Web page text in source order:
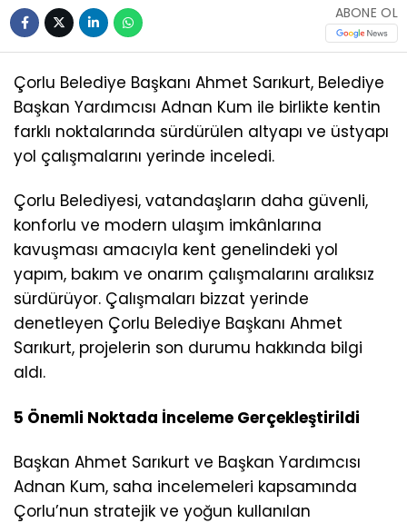
ABONE OL
Çorlu Belediye Başkanı Ahmet Sarıkurt, Belediye
Başkan Yardımcısı Adnan Kum ile birlikte kentin
farklı noktalarında sürdürülen altyapı ve üstyapı
yol çalışmalarını yerinde inceledi.
Çorlu Belediyesi, vatandaşların daha güvenli,
konforlu ve modern ulaşım imkânlarına
kavuşması amacıyla kent genelindeki yol
yapım, bakım ve onarım çalışmalarını aralıksız
sürdürüyor. Çalışmaları bizzat yerinde
denetleyen Çorlu Belediye Başkanı Ahmet
Sarıkurt, projelerin son durumu hakkında bilgi
aldı.
5 Önemli Noktada İnceleme Gerçekleştirildi
Başkan Ahmet Sarıkurt ve Başkan Yardımcısı
Adnan Kum, saha incelemeleri kapsamında
Çorlu’nun stratejik ve yoğun kullanılan